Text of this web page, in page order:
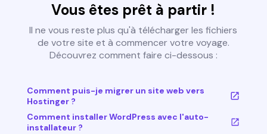
Vous êtes prêt à partir !
Il ne vous reste plus qu'à télécharger les fichiers
de votre site et à commencer votre voyage.
Découvrez comment faire ci-dessous :
Comment puis-je migrer un site web vers
Hostinger ?
Comment installer WordPress avec l'auto-
installateur ?